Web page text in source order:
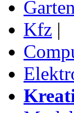
Garten
Kfz |